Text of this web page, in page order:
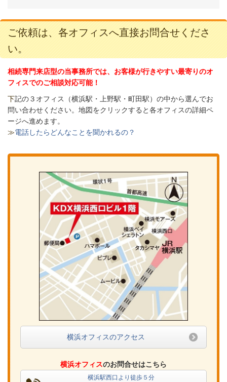
ご依頼は、各オフィスへ直接お問合せくださ
い。
相続専門来店型の当事務所では、お客様が行きやすい最寄りのオ
フィスでのご相談対応可能！
下記の３オフィス（横浜駅・上野駅・町田駅）の中から選んでお
問い合わせください。 地図をクリックすると各オフィスの詳細ペ
ージへ進めます。
≫電話したらどんなことを聞かれるの？
横浜オフィスのアクセス
横浜オフィスのお問合せはこちら
横浜駅西口より徒歩５分